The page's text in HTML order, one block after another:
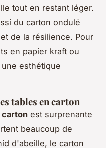
tout en restant léger.
du carton ondulé
de la résilience. Pour
en papier kraft ou
esthétique
tables en carton
carton est surprenante
beaucoup de
d'abeille, le carton